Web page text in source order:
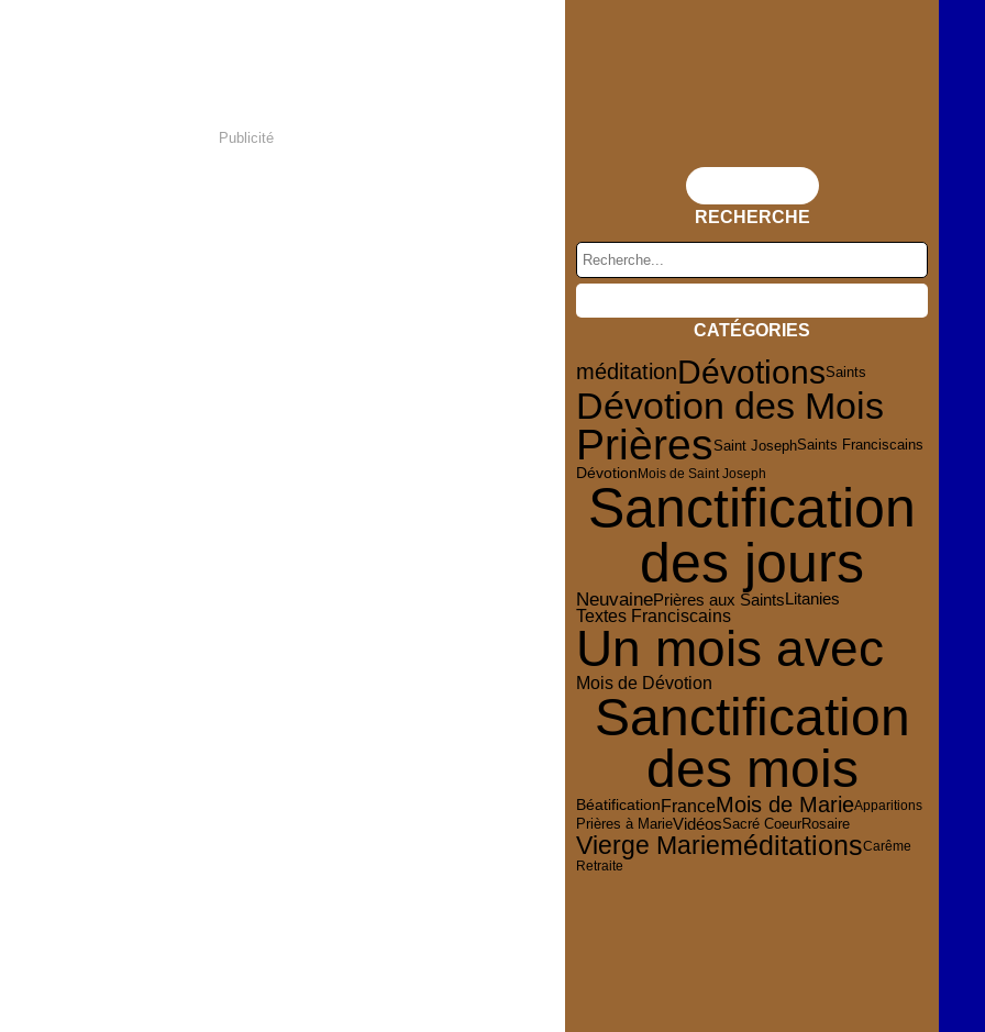
Publicité
RECHERCHE
CATÉGORIES
méditationDévotionsSaints
Dévotion des Mois
PrièresSaint JosephSaints Franciscains
DévotionMois de Saint Joseph
Sanctification
des jours
NeuvainePrières aux Saints Litanies
Textes Franciscains
Un mois avec
Mois de Dévotion
Sanctification
des mois
BéatificationFranceMois de MarieApparitions
Prières à MarieVidéosSacré CoeurRosaire
Vierge MarieméditationsCarême
Retraite